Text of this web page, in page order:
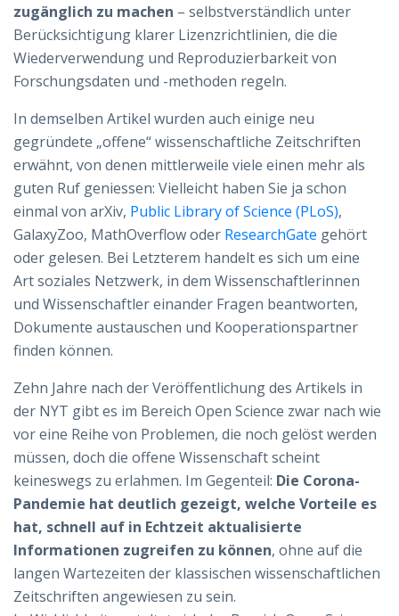
zugänglich zu machen – selbstverständlich unter
Berücksichtigung klarer Lizenzrichtlinien, die die
Wiederverwendung und Reproduzierbarkeit von
Forschungsdaten und -methoden regeln.
In demselben Artikel wurden auch einige neu
gegründete „offene“ wissenschaftliche Zeitschriften
erwähnt, von denen mittlerweile viele einen mehr als
guten Ruf geniessen: Vielleicht haben Sie ja schon
einmal von arXiv, Public Library of Science (PLoS),
GalaxyZoo, MathOverflow oder ResearchGate gehört
oder gelesen. Bei Letzterem handelt es sich um eine
Art soziales Netzwerk, in dem Wissenschaftlerinnen
und Wissenschaftler einander Fragen beantworten,
Dokumente austauschen und Kooperationspartner
finden können.
Zehn Jahre nach der Veröffentlichung des Artikels in
der NYT gibt es im Bereich Open Science zwar nach wie
vor eine Reihe von Problemen, die noch gelöst werden
müssen, doch die offene Wissenschaft scheint
keineswegs zu erlahmen. Im Gegenteil: Die Corona-
Pandemie hat deutlich gezeigt, welche Vorteile es
hat, schnell auf in Echtzeit aktualisierte
Informationen zugreifen zu können, ohne auf die
langen Wartezeiten der klassischen wissenschaftlichen
Zeitschriften angewiesen zu sein.